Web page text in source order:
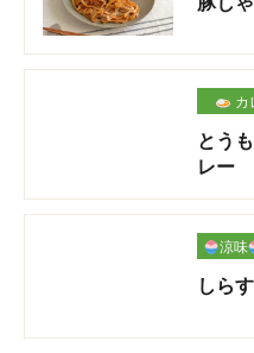
カ
とう
レー
涼味
しら